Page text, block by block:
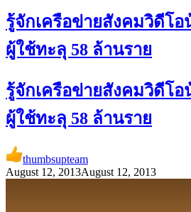
รู้จักเครือข่ายสังคมวิดีโอ
ผู้ใช้ทะลุ 58 ล้านราย
รู้จักเครือข่ายสังคมวิดีโอ
ผู้ใช้ทะลุ 58 ล้านราย
thumbsupteam
August 12, 2013August 12, 2013